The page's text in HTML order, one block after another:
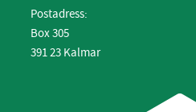
Postadress:
Box 305
391 23 Kalmar